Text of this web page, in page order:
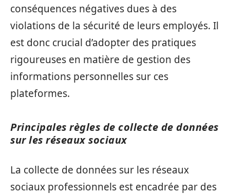
conséquences négatives dues à des
violations de la sécurité de leurs employés. Il
est donc crucial d’adopter des pratiques
rigoureuses en matière de gestion des
informations personnelles sur ces
plateformes.
Principales règles de collecte de données
sur les réseaux sociaux
La collecte de données sur les réseaux
sociaux professionnels est encadrée par des